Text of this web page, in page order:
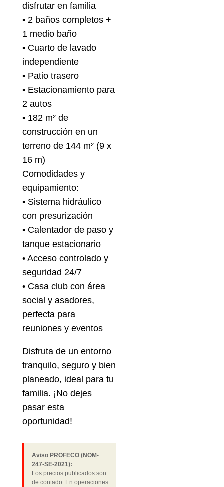
disfrutar en familia
• 2 baños completos +
1 medio baño
• Cuarto de lavado
independiente
• Patio trasero
• Estacionamiento para
2 autos
• 182 m² de
construcción en un
terreno de 144 m² (9 x
16 m)
Comodidades y
equipamiento:
• Sistema hidráulico
con presurización
• Calentador de paso y
tanque estacionario
• Acceso controlado y
seguridad 24/7
• Casa club con área
social y asadores,
perfecta para
reuniones y eventos
Disfruta de un entorno
tranquilo, seguro y bien
planeado, ideal para tu
familia. ¡No dejes
pasar esta
oportunidad!
Aviso PROFECO (NOM-
247-SE-2021):
Los precios publicados son
de contado. En operaciones